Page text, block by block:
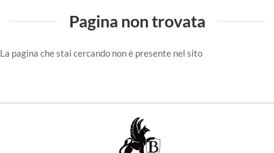
Pagina non trovata
La pagina che stai cercando non è presente nel sito